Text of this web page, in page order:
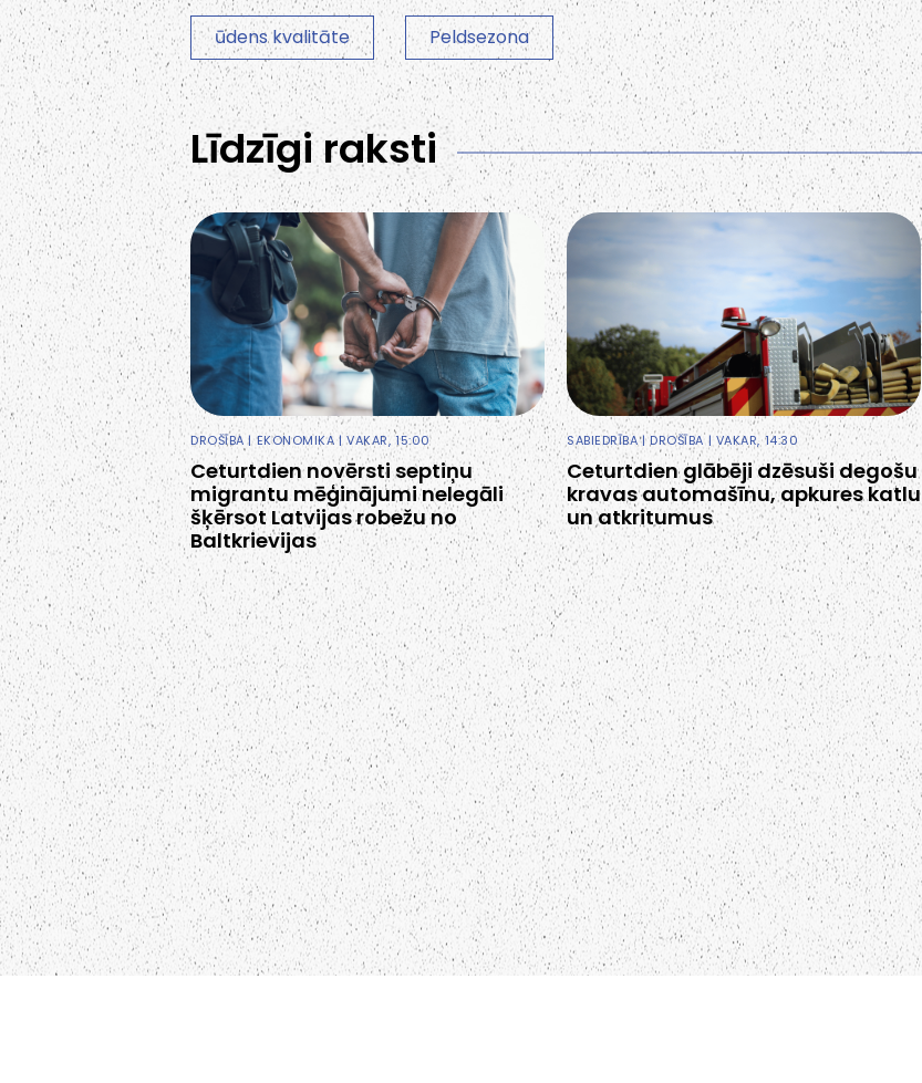
ūdens kvalitāte Peldsezona
Līdzīgi raksti
DROŠĪBA | EKONOMIKA | VAKAR, 15:00
Ceturtdien novērsti septiņu
migrantu mēģinājumi nelegāli
šķērsot Latvijas robežu no
Baltkrievijas
SABIEDRĪBA|DROŠĪBA| VAKAR, 14:30
Ceturtdien glābēji dzēsuši degošu
kravas automašīnu, apkures katlu
un atkritumus